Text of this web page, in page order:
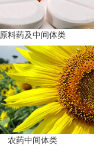
原料药及中间体类
农药中间体类